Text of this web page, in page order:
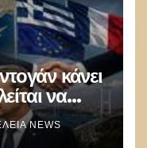
κάνει
να
NEWS